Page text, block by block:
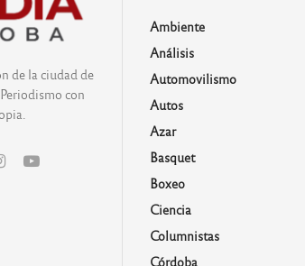
de la ciudad de
con
Ambiente
Análisis
Automovilismo
Autos
Azar
Basquet
Boxeo
Ciencia
Columnistas
Córdoba